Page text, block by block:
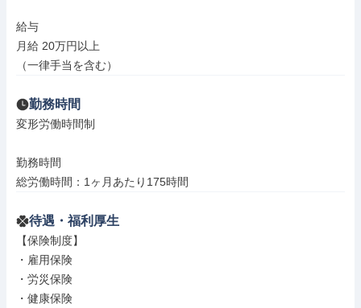
給与
月給 20万円以上
（一律手当を含む）
勤務時間
変形労働時間制
勤務時間
総労働時間：1ヶ月あたり175時間
待遇・福利厚生
【保険制度】
・雇用保険
・労災保険
・健康保険